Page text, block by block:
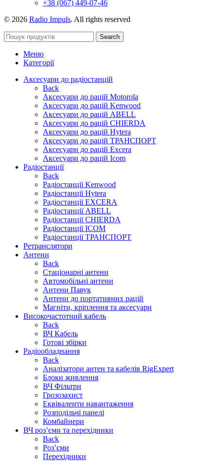
+38 (067) 449-07-46
© 2026 Radio Impuls. All rights reserved
Search
Меню
Категорії
Аксесуари до радіостанцій
Back
Аксесуари до рацій Motorola
Аксесуари до рацій Kenwood
Аксесуари до рацій ABELL
Аксесуари до рацій CHIERDA
Аксесуари до рацій Hytera
Аксесуари до рацій ТРАНСПОРТ
Аксесуари до рацій Excera
Аксесуари до рацій Icom
Радіостанції
Back
Радіостанції Kenwood
Радіостанції Hytera
Радіостанції EXCERA
Радіостанції ABELL
Радіостанції CHIERDA
Радіостанції ICOM
Радіостанції ТРАНСПОРТ
Ретранслятори
Антени
Back
Стаціонарні антени
Автомобільні антени
Антени Павук
Антени до портативних рацій
Магніти, кріплення та аксесуари
Високочастотний кабель
Back
ВЧ Кабель
Готові збірки
Радіообладнання
Back
Аналізатори антен та кабелів RigExpert
Блоки живлення
ВЧ Фільтри
Грозозахист
Еквіваленти навантаження
Розподільчі панелі
Комбайнери
ВЧ роз’єми та перехідники
Back
Роз’єми
Перехідники